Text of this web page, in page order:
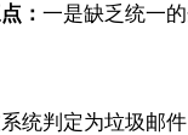
：一是缺乏统一
统判定为垃圾邮